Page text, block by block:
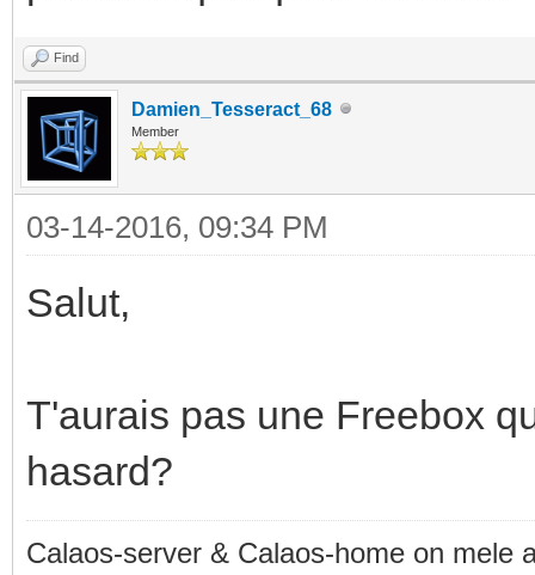
Find
Damien_Tesseract_68
Member
03-14-2016, 09:34 PM
Salut,
T'aurais pas une Freebox
hasard?
Calaos-server & Calaos-home on mele